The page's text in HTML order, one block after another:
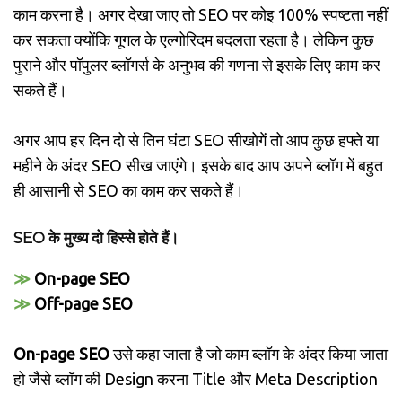
काम करना है। अगर देखा जाए तो SEO पर कोइ 100% स्पष्टता नहीं
कर सकता क्योंकि गूगल के एल्गोरिदम बदलता रहता है। लेकिन कुछ
पुराने और पॉपुलर ब्लॉगर्स के अनुभव की गणना से इसके लिए काम कर
सकते हैं।
अगर आप हर दिन दो से तिन घंटा SEO सीखोगें तो आप कुछ हफ्ते या
महीने के अंदर SEO सीख जाएंगे। इसके बाद आप अपने ब्लॉग में बहुत
ही आसानी से SEO का काम कर सकते हैं।
SEO के मुख्य दो हिस्से होते हैं।
≫ On-page SEO
≫ Off-page SEO
On-page SEOउसे कहा जाता है जो काम ब्लॉग के अंदर किया जाता
हो जैसे ब्लॉग की Design करना Title और Meta Description